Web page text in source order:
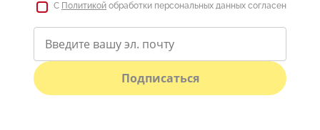
С Политикой обработки персональных данных согласен
Подписаться